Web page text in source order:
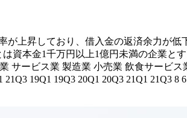
上昇しており、借入金の返済余力が低
資本金1千万円以上1億円未満の企業と
サービス業 製造業 小売業 飲食サービス
19Q1 19Q3 20Q1 20Q3 21Q1 21Q3 8 6